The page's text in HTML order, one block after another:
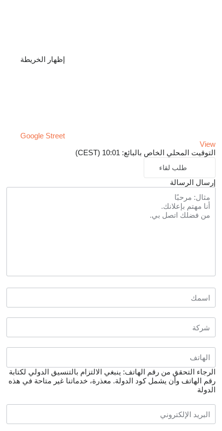
إظهار الخريطة
Google Street
View
التوقيت المحلي الخاص بالبائع: 10:01 (CEST)
طلب لقاء
إرسال الرسالة
الرجاء التحقق من رقم الهاتف: ينبغي الالتزام بالتنسيق الدولي لكتابة
رقم الهاتف وأن يشمل كود الدولة. معذرة، خدماتنا غير متاحة في هذه
الدولة